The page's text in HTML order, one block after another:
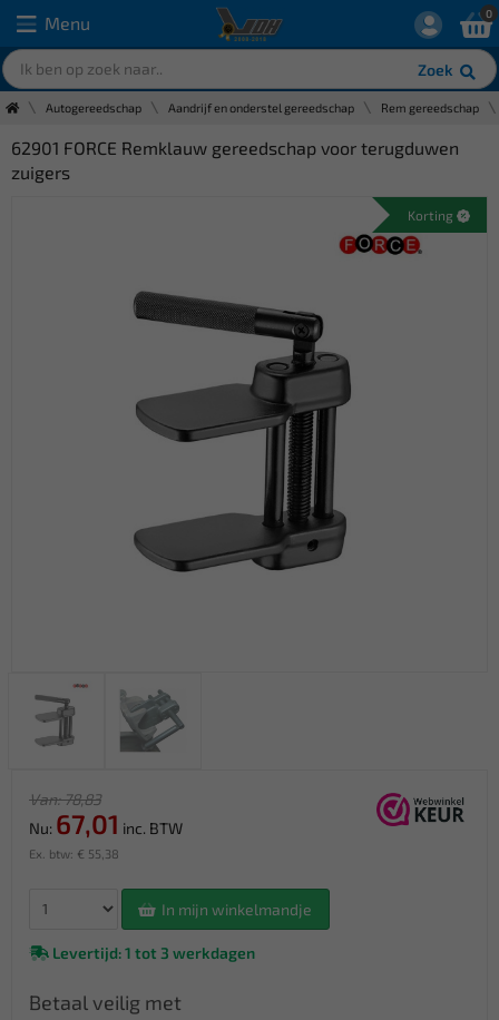
Menu
Zoek
0
Autogereedschap Aandrijf en onderstel gereedschap Rem gereedschap
62901 FORCE Remklauw gereedschap voor terugduwen
zuigers
Korting
Van: 78,83
Nu: 67,01 inc. BTW
Ex. btw: € 55,38
In mijn winkelmandje
Levertijd: 1 tot 3 werkdagen
Betaal veilig met